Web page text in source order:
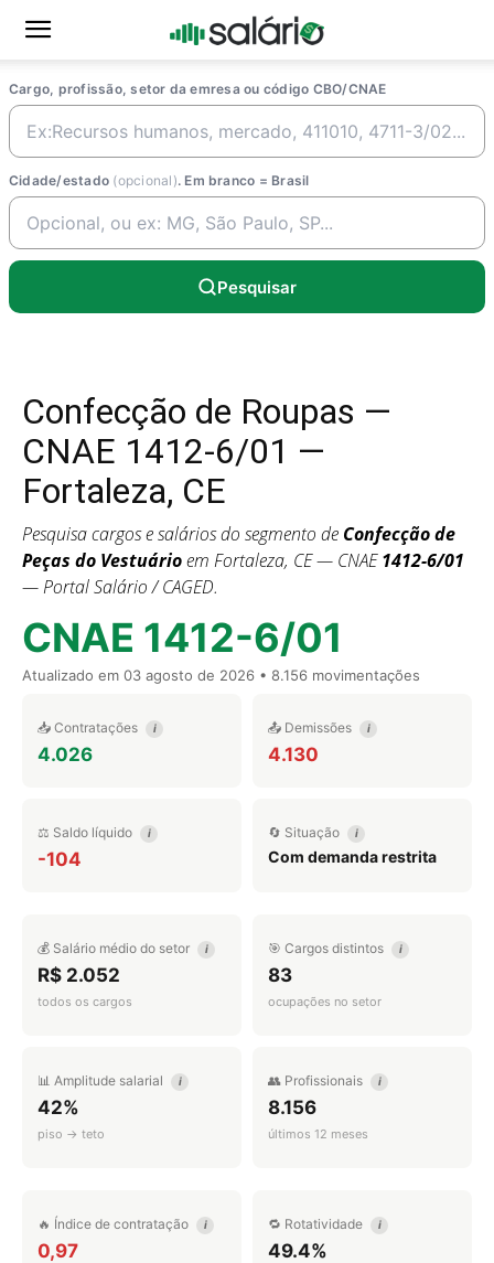
Cargo, profissão, setor da emresa ou código CBO/CNAE
Cidade/estado (opcional). Em branco = Brasil
Pesquisar
Confecção de Roupas —
CNAE 1412-6/01 —
Fortaleza, CE
Pesquisa cargos e salários do segmento de Confecção de
Peças do Vestuárioem Fortaleza, CE — CNAE1412-6/01
— Portal Salário / CAGED.
CNAE 1412-6/01
Atualizado em 03 agosto de 2026 • 8.156 movimentações
📥 Contratações i
4.026
📤 Demissões i
4.130
⚖️ Saldo líquido i
-104
🔄 Situação i
Com demanda restrita
💰 Salário médio do setor i
R$ 2.052
todos os cargos
🎯 Cargos distintos i
83
ocupações no setor
📊 Amplitude salarial i
42%
piso → teto
👥 Profissionais i
8.156
últimos 12 meses
🔥 Índice de contratação i
0,97
🔁 Rotatividade i
49.4%